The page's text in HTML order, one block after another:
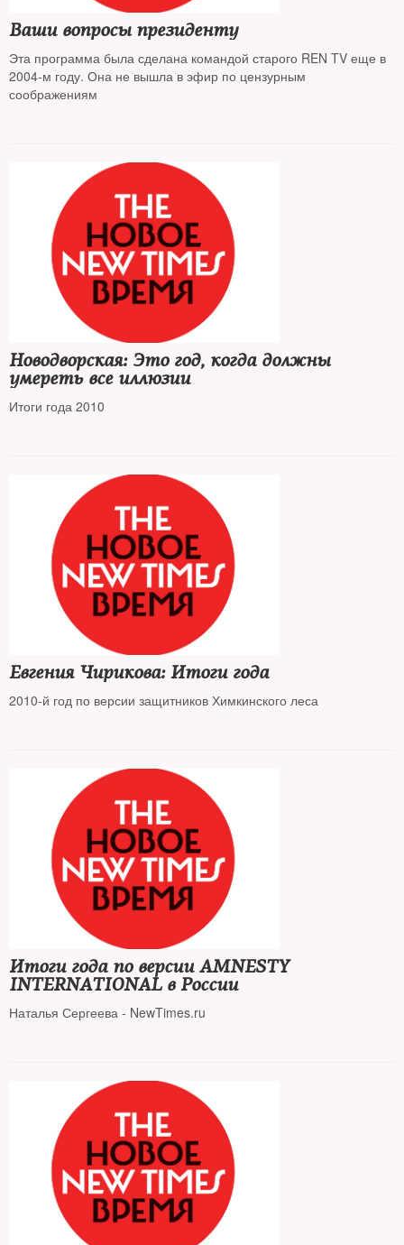
Ваши вопросы президенту
Эта программа была сделана командой старого REN TV еще в
2004-м году. Она не вышла в эфир по цензурным
соображениям
Новодворская: Это год, когда должны
умереть все иллюзии
Итоги года 2010
Евгения Чирикова: Итоги года
2010-й год по версии защитников Химкинского леса
Итоги года по версии AMNESTY
INTERNATIONAL в России
Наталья Сергеева - NewTimes.ru